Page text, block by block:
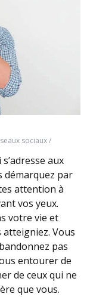
sociaux /
aux
démarquez par
attention à
vos yeux.
votre vie et
atteigniez. Vous
pas
entourer de
de ceux qui ne
que vous.